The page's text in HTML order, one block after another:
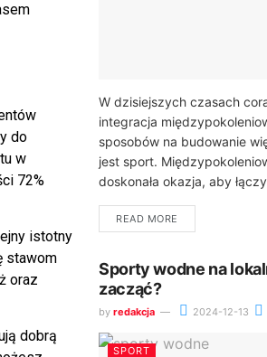
do
w
72%
istotny
stawom
oraz
dobrą
W dzisiejszych czasach
integracja
sposobów na budowanie
jest sport.
doskonała okazja, aby
READ MORE
Sporty wodne na
zacząć?
by redakcja 2024-12-13
SPORT